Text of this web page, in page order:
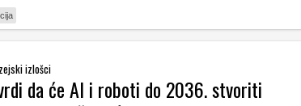
izlošci
da će AI i roboti do 2036. stvoriti